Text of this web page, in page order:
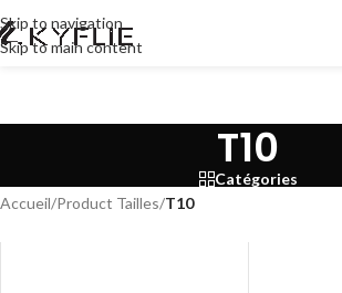
Skip to navigation
Skip to main content
T10
Catégories
Accueil/Product Tailles/T10